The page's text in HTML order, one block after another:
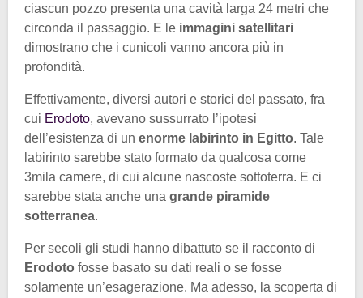
ciascun pozzo presenta una cavità larga 24 metri che
circonda il passaggio. E le immagini satellitari
dimostrano che i cunicoli vanno ancora più in
profondità.
Effettivamente, diversi autori e storici del passato, fra
cui Erodoto, avevano sussurrato l’ipotesi
dell’esistenza di un enorme labirinto in Egitto. Tale
labirinto sarebbe stato formato da qualcosa come
3mila camere, di cui alcune nascoste sottoterra. E ci
sarebbe stata anche una grande piramide
sotterranea.
Per secoli gli studi hanno dibattuto se il racconto di
Erodoto fosse basato su dati reali o se fosse
solamente un’esagerazione. Ma adesso, la scoperta di